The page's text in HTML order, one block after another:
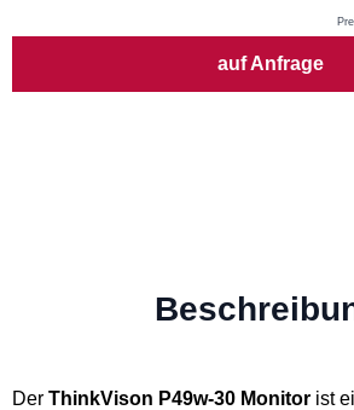
auf Anfrage
Der ThinkVison P49w-30 Monitor ist